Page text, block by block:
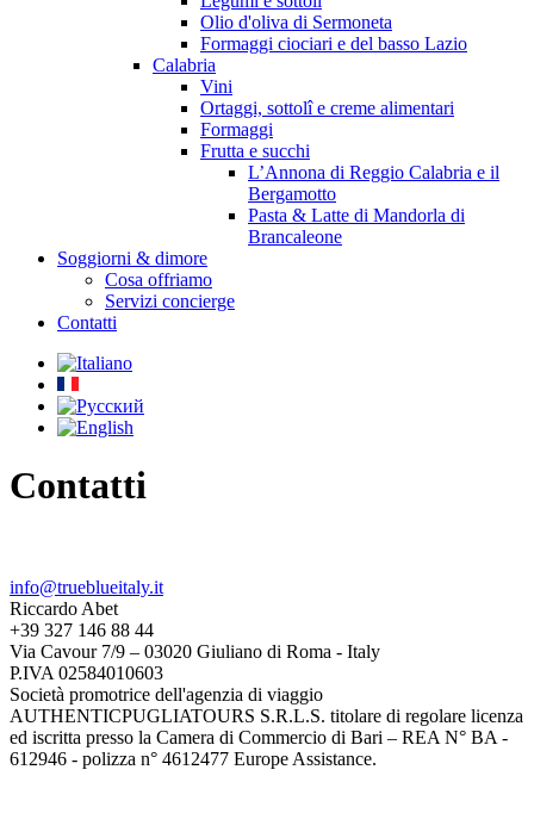
Olio d'oliva di Sermoneta
Formaggi ciociari e del basso Lazio
Calabria
Vini
Ortaggi, sottolî e creme alimentari
Formaggi
Frutta e succhi
L’Annona di Reggio Calabria e il
Bergamotto
Pasta & Latte di Mandorla di
Brancaleone
Soggiorni & dimore
Cosa offriamo
Servizi concierge
Contatti
Contatti
info@trueblueitaly.it
Riccardo Abet
+39 327 146 88 44
Via Cavour 7/9 – 03020 Giuliano di Roma - Italy
P.IVA 02584010603
Società promotrice dell'agenzia di viaggio
AUTHENTICPUGLIATOURS S.R.L.S. titolare di regolare licenza
ed iscritta presso la Camera di Commercio di Bari – REA N° BA -
612946 - polizza n° 4612477 Europe Assistance.